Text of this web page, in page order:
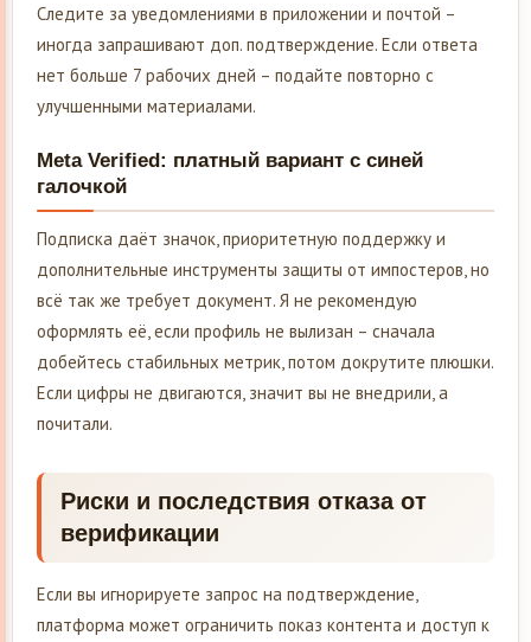
Следите за уведомлениями в приложении и почтой –
иногда запрашивают доп. подтверждение. Если ответа
нет больше 7 рабочих дней – подайте повторно с
улучшенными материалами.
Meta Verified: платный вариант с синей
галочкой
Подписка даёт значок, приоритетную поддержку и
дополнительные инструменты защиты от импостеров, но
всё так же требует документ. Я не рекомендую
оформлять её, если профиль не вылизан – сначала
добейтесь стабильных метрик, потом докрутите плюшки.
Если цифры не двигаются, значит вы не внедрили, а
почитали.
Риски и последствия отказа от
верификации
Если вы игнорируете запрос на подтверждение,
платформа может ограничить показ контента и доступ к